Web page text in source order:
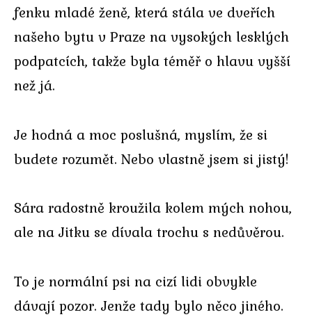
fenku mladé ženě, která stála ve dveřích
našeho bytu v Praze na vysokých lesklých
podpatcích, takže byla téměř o hlavu vyšší
než já.
Je hodná a moc poslušná, myslím, že si
budete rozumět. Nebo vlastně jsem si jistý!
Sára radostně kroužila kolem mých nohou,
ale na Jitku se dívala trochu s nedůvěrou.
To je normální psi na cizí lidi obvykle
dávají pozor. Jenže tady bylo něco jiného.